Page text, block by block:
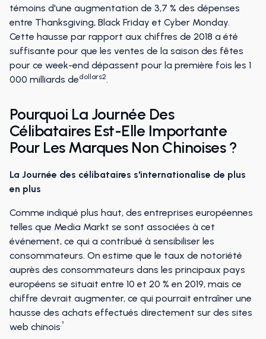
témoins d'une augmentation de 3,7 % des dépenses
entre Thanksgiving, Black Friday et Cyber Monday.
Cette hausse par rapport aux chiffres de 2018 a été
suffisante pour que les ventes de la saison des fêtes
pour ce week-end dépassent pour la première fois les 1
000 milliards dedollars2.
Pourquoi La Journée Des
Célibataires Est-Elle Importante
Pour Les Marques Non Chinoises ?
La Journée des célibataires s'internationalise de plus
en plus
Comme indiqué plus haut, des entreprises européennes
telles que Media Markt se sont associées à cet
événement, ce qui a contribué à sensibiliser les
consommateurs. On estime que le taux de notoriété
auprès des consommateurs dans les principaux pays
européens se situait entre 10 et 20 % en 2019, mais ce
chiffre devrait augmenter, ce qui pourrait entraîner une
hausse des achats effectués directement sur des sites
web chinois.³